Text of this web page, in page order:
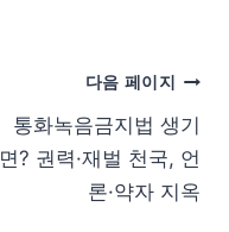
다음 페이지
통화녹음금지법 생기
면? 권력·재벌 천국, 언
론·약자 지옥